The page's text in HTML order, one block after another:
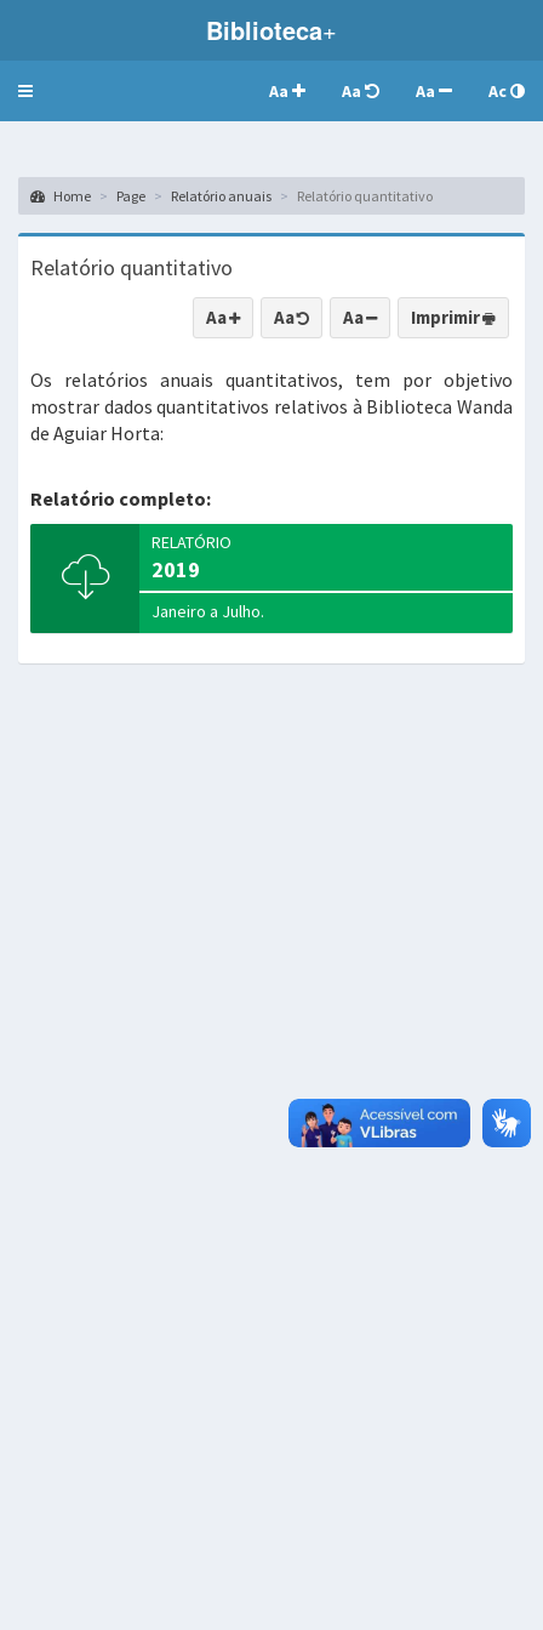
Biblioteca+
Toggle
Aa Aa Aa Ac
Home Page Relatório anuais Relatório quantitativo
Relatório quantitativo
Aa Aa Aa Imprimir
Os relatórios anuais quantitativos, tem por objetivo
mostrar dados quantitativos relativos à Biblioteca Wanda
de Aguiar Horta:
Relatório completo:
RELATÓRIO
2019
Janeiro a Julho.